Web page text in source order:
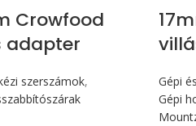
Crowfood
adapter
szerszámok,
Gépi
Gépi